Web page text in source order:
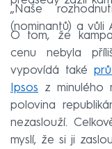
„Naše
(nominantů) a vůli
O tom, že
cenu nebyla
vypovídá také
Ipsos z minulého
polovina
nezaslouží.
myslí, že si ji